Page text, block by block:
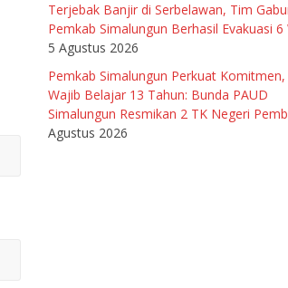
Terjebak Banjir di Serbelawan, Tim
Pemkab Simalungun Berhasil Evakuasi 6
5 Agustus 2026
Pemkab Simalungun Perkuat Komitmen,
Wajib Belajar 13 Tahun: Bunda PAUD
Simalungun Resmikan 2 TK Negeri
Agustus 2026